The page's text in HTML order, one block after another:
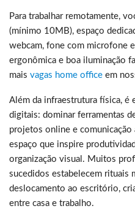
Para trabalhar remotamente,
(mínimo 10MB), espaço
webcam, fone com microfone
ergonômica e boa iluminação
mais vagas home office em
Além da infraestrutura física, é
digitais: dominar ferramentas
projetos online e comunicação
espaço que inspire
organização visual. Muitos
sucedidos estabelecem rituais
deslocamento ao escritório,
entre casa e trabalho.